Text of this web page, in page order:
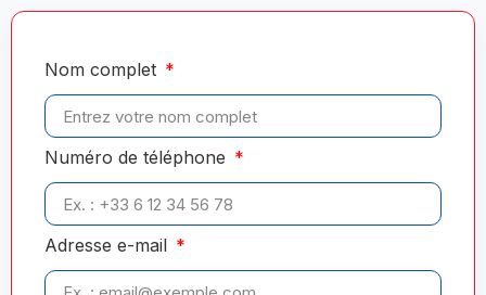
Nom complet
Numéro de téléphone
Adresse e-mail